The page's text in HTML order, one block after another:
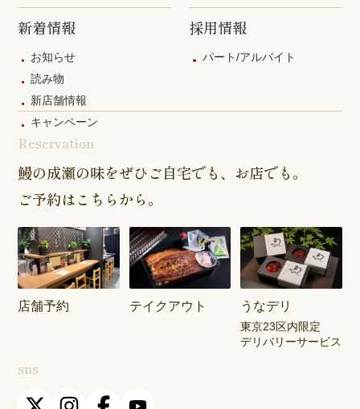
新着情報
お知らせ
読み物
新店舗情報
キャンペーン
採用情報
パート/アルバイト
Reservation
鰻の成瀬の味をぜひご自宅でも、お店でも。
ご予約はこちらから。
店舗予約 テイクアウト うなデリ
東京23区内限定
デリバリーサービス
sns